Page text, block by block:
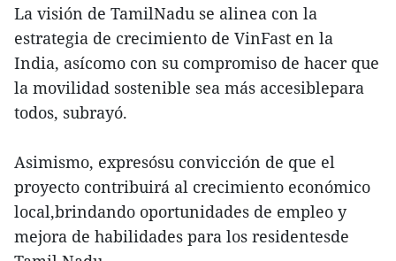
La visión de TamilNadu se alinea con la
estrategia de crecimiento de VinFast en la
India, asícomo con su compromiso de hacer que
la movilidad sostenible sea más accesiblepara
todos, subrayó.
Asimismo, expresósu convicción de que el
proyecto contribuirá al crecimiento económico
local,brindando oportunidades de empleo y
mejora de habilidades para los residentesde